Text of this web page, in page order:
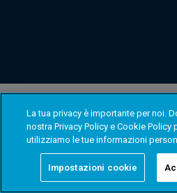
La tua privacy è importante per noi.
nostra Privacy Policy e Cookie
utilizziamo le tue informazioni
Impostazioni cookie